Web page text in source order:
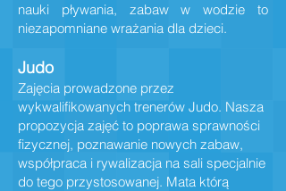
nauki pływania, zabaw w wodzie to
niezapomniane wrażania dla dzieci.
Judo
Zajęcia prowadzone przez
wykwalifikowanych trenerów Judo. Nasza
propozycja zajęć to poprawa sprawności
fizycznej, poznawanie nowych zabaw,
współpraca i rywalizacja na sali specjalnie
do tego przystosowanej. Mata którą